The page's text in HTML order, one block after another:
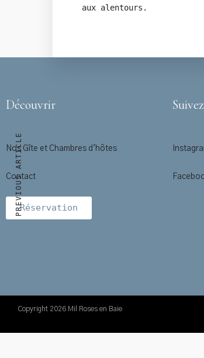
aux alentours.
PREVIOUS ARTICLE
Découvrir
Nos Gîte et Chambres d'hôtes
Contact
Réservation
Copyright 2026 Mil Roses en Baie